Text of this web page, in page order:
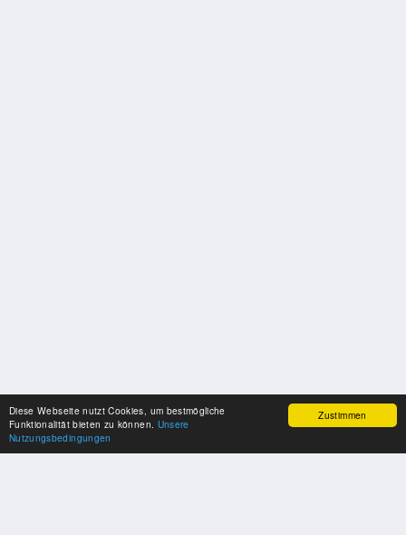
Zustimmen
Diese Webseite nutzt Cookies, um bestmögliche
Funktionalität bieten zu können. Unsere
Nutzungsbedingungen